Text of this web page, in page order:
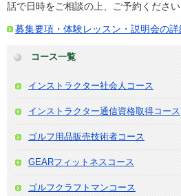
話で日時をご相談の上、ご予約ください
募集要項・体験レッスン・説明会の詳
コース一覧
インストラクター社会人コース
インストラクター通信資格取得コース
ゴルフ用品販売技術者コース
GEARフィットネスコース
ゴルフクラフトマンコース